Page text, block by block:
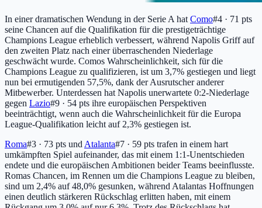
In einer dramatischen Wendung in der Serie A hat Como#4 · 71 pts
seine Chancen auf die Qualifikation für die prestigeträchtige
Champions League erheblich verbessert, während Napolis Griff auf
den zweiten Platz nach einer überraschenden Niederlage
geschwächt wurde. Comos Wahrscheinlichkeit, sich für die
Champions League zu qualifizieren, ist um 3,7% gestiegen und liegt
nun bei ermutigenden 57,5%, dank der Ausrutscher anderer
Mitbewerber. Unterdessen hat Napolis unerwartete 0:2-Niederlage
gegen Lazio#9 · 54 pts ihre europäischen Perspektiven
beeinträchtigt, wenn auch die Wahrscheinlichkeit für die Europa
League-Qualifikation leicht auf 2,3% gestiegen ist.
Roma#3 · 73 pts und Atalanta#7 · 59 pts trafen in einem hart
umkämpften Spiel aufeinander, das mit einem 1:1-Unentschieden
endete und die europäischen Ambitionen beider Teams beeinflusste.
Romas Chancen, im Rennen um die Champions League zu bleiben,
sind um 2,4% auf 48,0% gesunken, während Atalantas Hoffnungen
einen deutlich stärkeren Rückschlag erlitten haben, mit einem